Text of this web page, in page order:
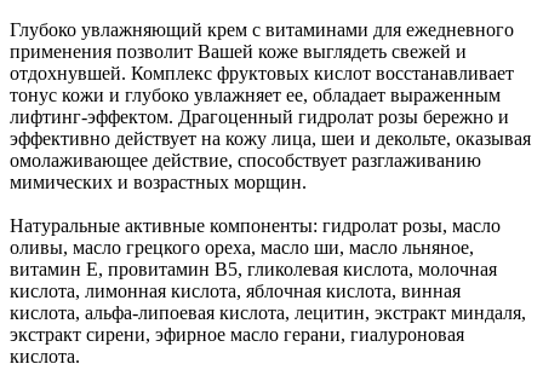
Глубоко увлажняющий крем с витаминами для ежедневного
применения позволит Вашей коже выглядеть свежей и
отдохнувшей. Комплекс фруктовых кислот восстанавливает
тонус кожи и глубоко увлажняет ее, обладает выраженным
лифтинг-эффектом. Драгоценный гидролат розы бережно и
эффективно действует на кожу лица, шеи и декольте, оказывая
омолаживающее действие, способствует разглаживанию
мимических и возрастных морщин.
Натуральные активные компоненты: гидролат розы, масло
оливы, масло грецкого ореха, масло ши, масло льняное,
витамин Е, провитамин В5, гликолевая кислота, молочная
кислота, лимонная кислота, яблочная кислота, винная
кислота, альфа-липоевая кислота, лецитин, экстракт миндаля,
экстракт сирени, эфирное масло герани, гиалуроновая
кислота.